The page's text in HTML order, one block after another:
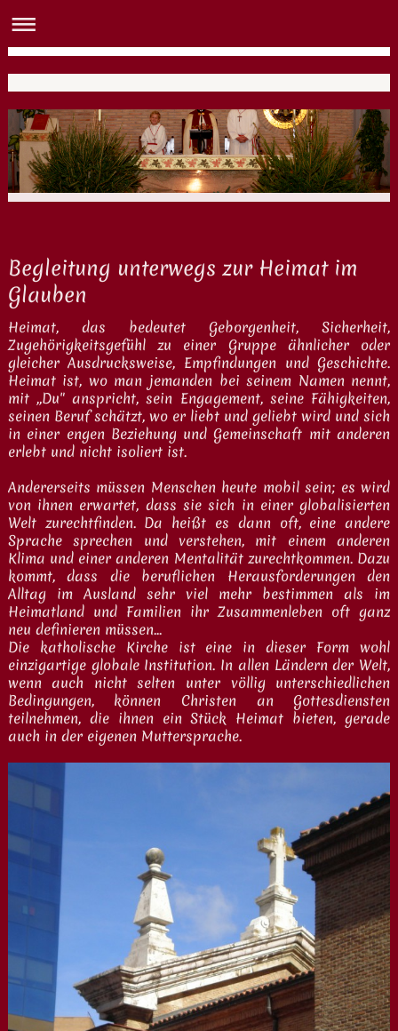
Begleitung unterwegs zur Heimat im
Glauben
Heimat, das bedeutet Geborgenheit, Sicherheit,
Zugehörigkeitsgefühl zu einer Gruppe ähnlicher oder
gleicher Ausdrucksweise, Empfindungen und Geschichte.
Heimat ist, wo man jemanden bei seinem Namen nennt,
mit „Du" anspricht, sein Engagement, seine Fähigkeiten,
seinen Beruf schätzt, wo er liebt und geliebt wird und sich
in einer engen Beziehung und Gemeinschaft mit anderen
erlebt und nicht isoliert ist.
Andererseits müssen Menschen heute mobil sein; es wird
von ihnen erwartet, dass sie sich in einer globalisierten
Welt zurechtfinden. Da heißt es dann oft, eine andere
Sprache sprechen und verstehen, mit einem anderen
Klima und einer anderen Mentalität zurechtkommen. Dazu
kommt, dass die beruflichen Herausforderungen den
Alltag im Ausland sehr viel mehr bestimmen als im
Heimatland und Familien ihr Zusammenleben oft ganz
neu definieren müssen...
Die katholische Kirche ist eine in dieser Form wohl
einzigartige globale Institution. In allen Ländern der Welt,
wenn auch nicht selten unter völlig unterschiedlichen
Bedingungen, können Christen an Gottesdiensten
teilnehmen, die ihnen ein Stück Heimat bieten, gerade
auch in der eigenen Muttersprache.